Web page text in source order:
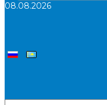
08.08.2026